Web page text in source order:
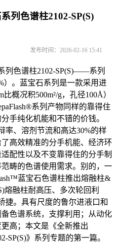
列色谱柱2102-SP(S)
发布时间：2026-02-16 15:41
色谱柱2102-SP(S)——系列
）。蓝宝石系列是一款采用进
概况积500m²/g，孔径100Å）
系列产物同样的靠得住
手纯化机能和不错的价钱。
率、溶剂节流和高达30%的样
高效精准的分手机能、经济环
配性以及不变靠得住的分手制
畴的色谱使用需求。别的，一
蓝宝石色谱柱推出熔融柱&
熔融柱耐高压、多次轮回利
捷。具有尺度的鲁尔进液口和
色谱系统，支撑利用；从动化
高；本文是《全新推出
SP(S)》系列专题的第一篇。